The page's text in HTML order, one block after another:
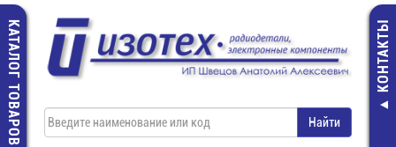
КАТАЛОГ ТОВАРОВ КОНТАКТЫ